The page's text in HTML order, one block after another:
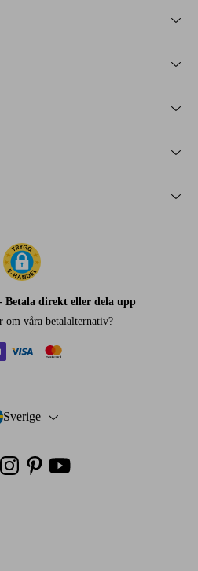
Betala direkt eller dela upp
om våra betalalternativ?
Sverige
land